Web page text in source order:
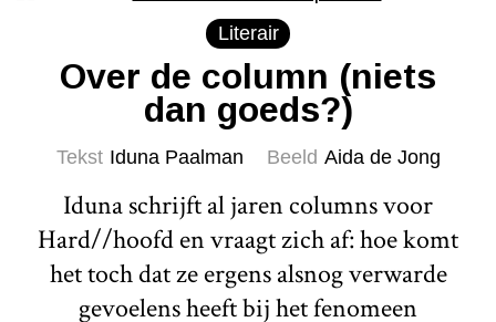
Literair
Over de column (niets
dan goeds?)
Tekst Iduna Paalman Beeld Aida de Jong
Iduna schrijft al jaren columns voor
Hard//hoofd en vraagt zich af: hoe komt
het toch dat ze ergens alsnog verwarde
gevoelens heeft bij het fenomeen